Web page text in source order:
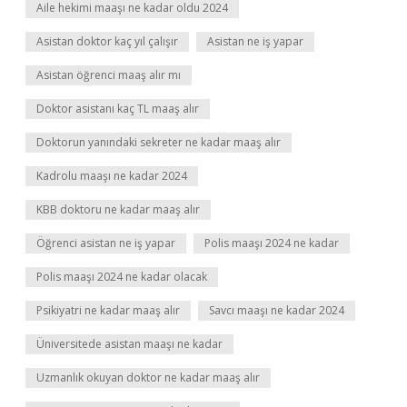
Aile hekimi maaşı ne kadar oldu 2024
Asistan doktor kaç yıl çalışır Asistan ne iş yapar
Asistan öğrenci maaş alır mı
Doktor asistanı kaç TL maaş alır
Doktorun yanındaki sekreter ne kadar maaş alır
Kadrolu maaşı ne kadar 2024
KBB doktoru ne kadar maaş alır
Öğrenci asistan ne iş yapar Polis maaşı 2024 ne kadar
Polis maaşı 2024 ne kadar olacak
Psikiyatri ne kadar maaş alır Savcı maaşı ne kadar 2024
Üniversitede asistan maaşı ne kadar
Uzmanlık okuyan doktor ne kadar maaş alır